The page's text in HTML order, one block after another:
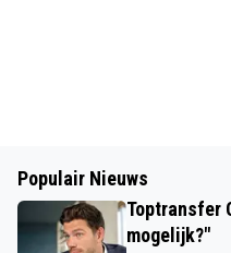
Populair Nieuws
Toptransfer
mogelijk?"